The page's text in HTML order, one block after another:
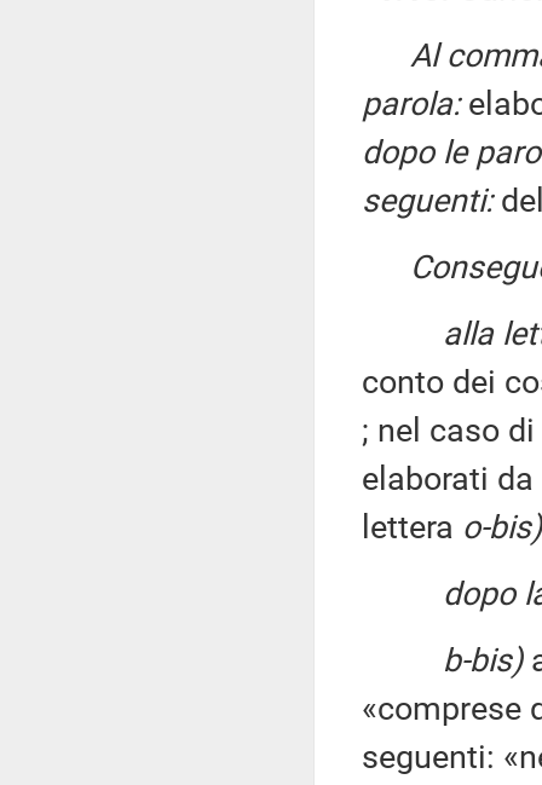
Al
parola:
dopo le
seguenti:
alla
conto dei
; nel caso
elaborati
lettera o-bis)
dopo
b-bis)
«comprese
seguenti: